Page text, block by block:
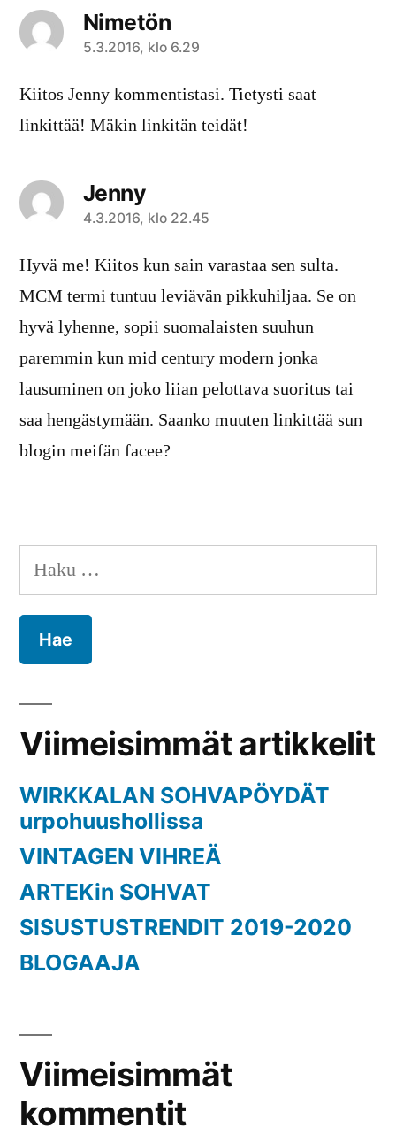
Nimetön
sanoo:
5.3.2016, klo 6.29
Kiitos Jenny kommentistasi. Tietysti saat
linkittää! Mäkin linkitän teidät!
Jenny
sanoo:
4.3.2016, klo 22.45
Hyvä me! Kiitos kun sain varastaa sen sulta.
MCM termi tuntuu leviävän pikkuhiljaa. Se on
hyvä lyhenne, sopii suomalaisten suuhun
paremmin kun mid century modern jonka
lausuminen on joko liian pelottava suoritus tai
saa hengästymään. Saanko muuten linkittää sun
blogin meifän facee?
Haku:
Viimeisimmät artikkelit
WIRKKALAN SOHVAPÖYDÄT
urpohuushollissa
VINTAGEN VIHREÄ
ARTEKin SOHVAT
SISUSTUSTRENDIT 2019-2020
BLOGAAJA
Viimeisimmät
kommentit